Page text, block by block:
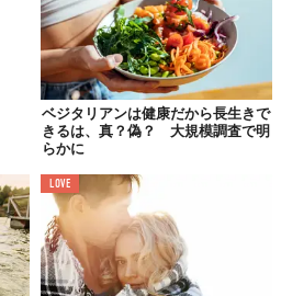
ベジタリアンは健康だから長生きで
きるは、真？偽？ 大規模調査で明
らかに
LOVE